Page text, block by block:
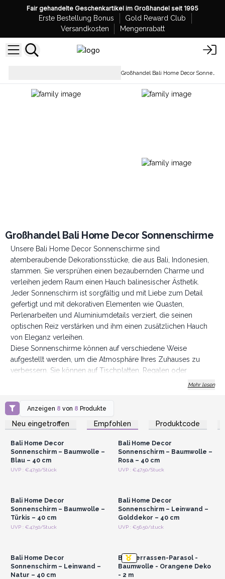
Fair gehandelte Geschenkartikel im Großhandel seit 1995
Erste Bestellung Bonus
Gold Reward Club
Versandkosten
Mengenrabatt
Großhandel Bali Home Decor Sonnenschirme
Großhandel Bali Home Decor Sonnenschirme
Unsere Bali Home Decor Sonnenschirme sind
atemberaubende Dekorationsstücke, die aus Bali, Indonesien,
stammen. Sie versprühen einen bezaubernden Charme und
verleihen jedem Raum einen Hauch balinesischer Ästhetik.
Jeder Sonnenschirm ist sorgfältig und mit Liebe zum Detail
gefertigt und mit dekorativen Elementen wie Quasten,
Perlenarbeiten und Aluminiumdetails verziert, die seinen
optischen Reiz verstärken und ihm einen zusätzlichen Hauch
von Eleganz verleihen.
Diese Sonnenschirme können auf verschiedene Weise
aufgestellt werden, um die Atmosphäre Ihres Zuhauses zu
verbessern. Sie können auf Tischplatten, Regalen oder
Kaminsimsen platziert werden und als auffällige Mittelstücke
Diese Sonnenschirme sind nicht für den Einsatz im Freien oder
als funktionelle Schattenspender gedacht, sondern dienen in
erster Linie dekorativen Zwecken und verleihen Ihrem
Verleihen Sie jedem Raum einen Hauch balinesischen
Charmes.
Mehr lesen
Anzeigen 8 von 8 Produkte
Neu eingetroffen Empfohlen Produktcode
Anmelden oder
Registrieren für
Großhandelspreise
Bali Home Decor
Sonnenschirm – Baumwolle –
Blau – 40 cm
UVP : €47.50/Stück
Registrieren für
Großhandelspreise
Bali Home Decor
Sonnenschirm – Baumwolle –
Rosa – 40 cm
UVP : €47.50/Stuck
Anmelden oder
Bali Home Decor
Sonnenschirm – Baumwolle –
Türkis – 40 cm
UVP : €47.50/Stuck
Anmelden oder
Bali Home Decor
Sonnenschirm – Leinwand –
Golddekor – 40 cm
UVP : €56.50/stuck
Anmelden oder
Bali Home Decor
Sonnenschirm – Leinwand –
Natur – 40 cm
Anmelden oder
Bali Terrassen-Parasol -
Baumwolle - Orangene Deko
- 2 m